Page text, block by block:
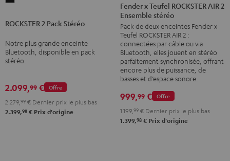
Pack
Noir
ROCKSTER 2 Pack Stéréo
Notre plus grande enceinte
Bluetooth, disponible en pack
stéréo.
Offre
2.099,99 €
2.279, 99 € Dernier prix le plus bas
2.399,98 € Prix d'origine
Teufel
ROCKSTER
AIR
2
Ensemble
stéréo
&
Steel
Fender x Teufel ROCKSTER AIR 2
Ensemble stéréo
Pack de deux enceintes Fender x
Teufel ROCKSTER AIR 2 :
connectées par câble ou via
Bluetooth, elles jouent en stéréo
parfaitement synchronisée, offrant
encore plus de puissance, de
basses et d’espace sonore.
Offre
999,99 €
1.199, 99 € Dernier prix le plus bas
1.399,98 € Prix d'origine